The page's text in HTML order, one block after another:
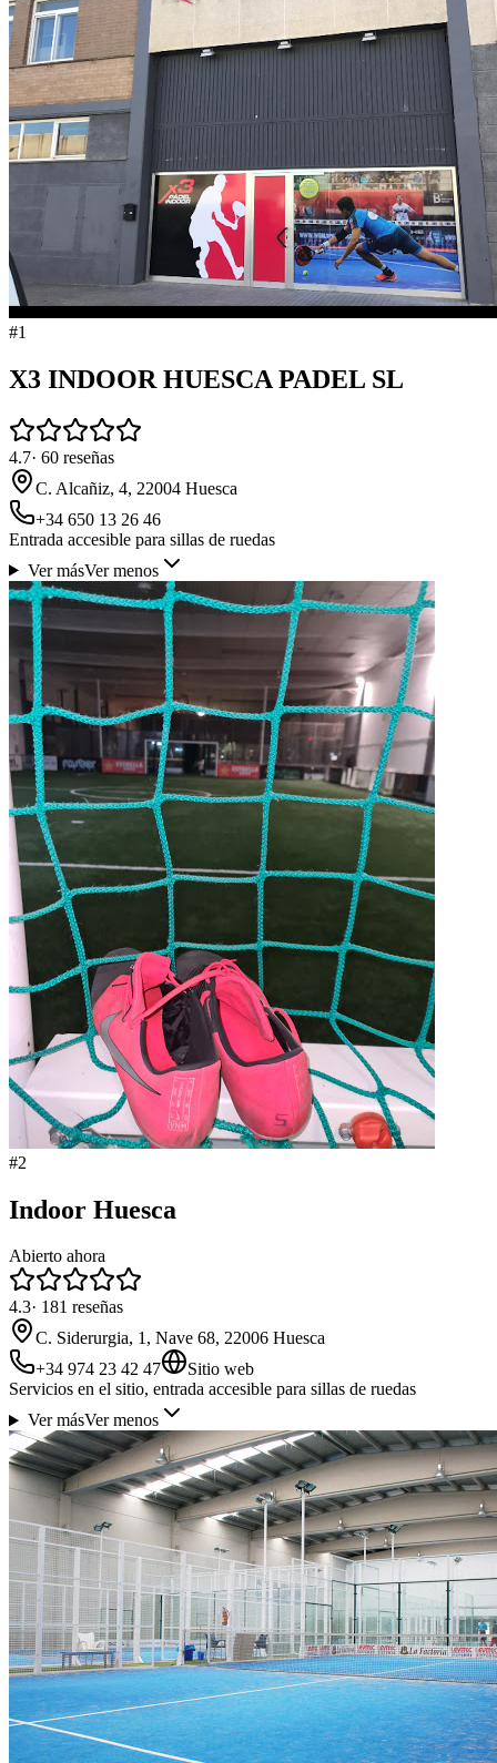
#1
X3 INDOOR HUESCA PADEL SL
4.7· 60 reseñas
C. Alcañiz, 4, 22004 Huesca
+34 650 13 26 46
Entrada accesible para sillas de ruedas
Ver másVer menos
#2
Indoor Huesca
Abierto ahora
4.3· 181 reseñas
C. Siderurgia, 1, Nave 68, 22006 Huesca
+34 974 23 42 47
Sitio web
Servicios en el sitio, entrada accesible para sillas de ruedas
Ver másVer menos